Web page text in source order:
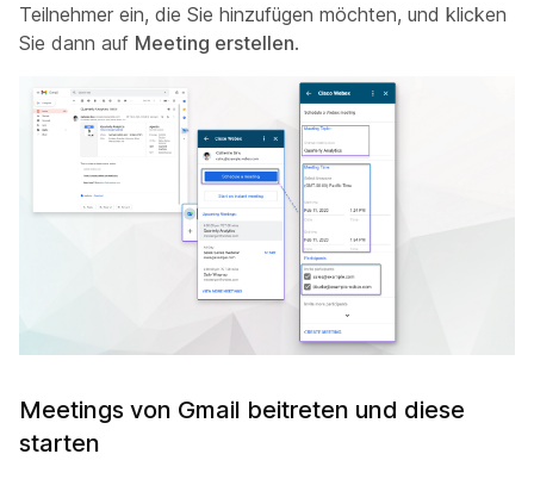
Teilnehmer ein, die Sie hinzufügen möchten, und klicken
Sie dann auf Meeting erstellen.
Meetings von Gmail beitreten und diese
starten